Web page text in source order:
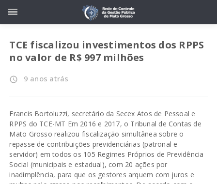
TCE fiscalizou investimentos dos RPPS
no valor de R$ 997 milhões
access_time 9 anos atrás
Francis Bortoluzzi, secretário da Secex Atos de Pessoal e
RPPS do TCE-MT Em 2016 e 2017, o Tribunal de Contas de
Mato Grosso realizou fiscalização simultânea sobre o
repasse de contribuições previdenciárias (patronal e
servidor) em todos os 105 Regimes Próprios de Previdência
Social (municipais e estadual), com 20 ações por
inadimplência, para que os gestores arquem com juros e